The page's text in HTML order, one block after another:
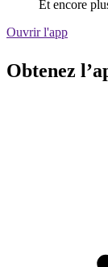
Et encore
Ouvrir l'app
Obtenez